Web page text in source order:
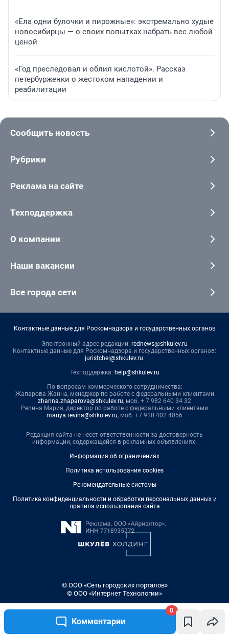
Комментарии
0
«Ела одни булочки и пирожные»: экстремально худые
новосибирцы — о своих попытках набрать вес любой
ценой
«Год преследовал и облил кислотой». Рассказ
петербурженки о жестоком нападении и
реабилитации
Сообщить новость
Рубрики
Реклама на сайте
Техподдержка
О компании
Наши вакансии
Все города сети
Контактные данные для Роскомнадзора и государственных органов
Электронный адрес редакции: rednews@shkulev.ru
Контактные данные для Роскомнадзора и государственных органов:
juristchel@shkulev.ru.
Техподдержка: help@shkulev.ru
По вопросам коммерческого сотрудничества:
Жапарова Жанна, менеджер по работе с федеральными клиентами
zhanna.zhaparova@shkulev.ru, моб. + 7 982 640 34 32
Ревина Мария, директор по работе с федеральными клиентами
mariya.revina@shkulev.ru, моб. +7 910 402 4056
Редакция сайта не несет ответственности за достоверность
информации, содержащейся в рекламных объявлениях.
Информация об ограничениях
Политика использования cookies
Рекомендательные системы
Политика конфиденциальности и обработки персональных данных и
правила использования сайта
© ООО «Сеть городских порталов»
© ООО «Интернет Технологии»